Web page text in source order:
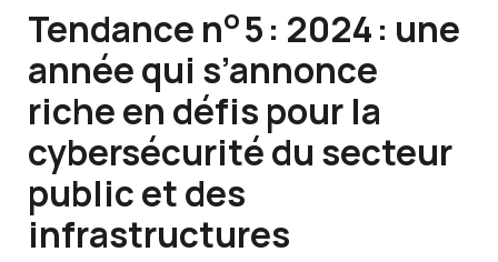
Tendance no5 : 2024 : une
année qui s’annonce
riche en défis pour la
cybersécurité du secteur
public et des
infrastructures